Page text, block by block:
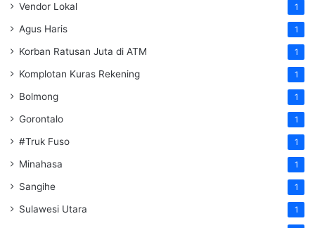
Vendor Lokal 1
Agus Haris 1
Korban Ratusan Juta di ATM 1
Komplotan Kuras Rekening 1
Bolmong 1
Gorontalo 1
#Truk Fuso 1
Minahasa 1
Sangihe 1
Sulawesi Utara 1